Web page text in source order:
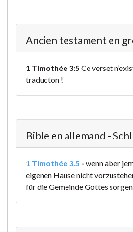
Ancien testament en
1 Timothée 3:5 Ce verset
traducton !
Bible en allemand -
1 Timothée 3.5 - wenn aber
eigenen Hause nicht
für die Gemeinde Gottes